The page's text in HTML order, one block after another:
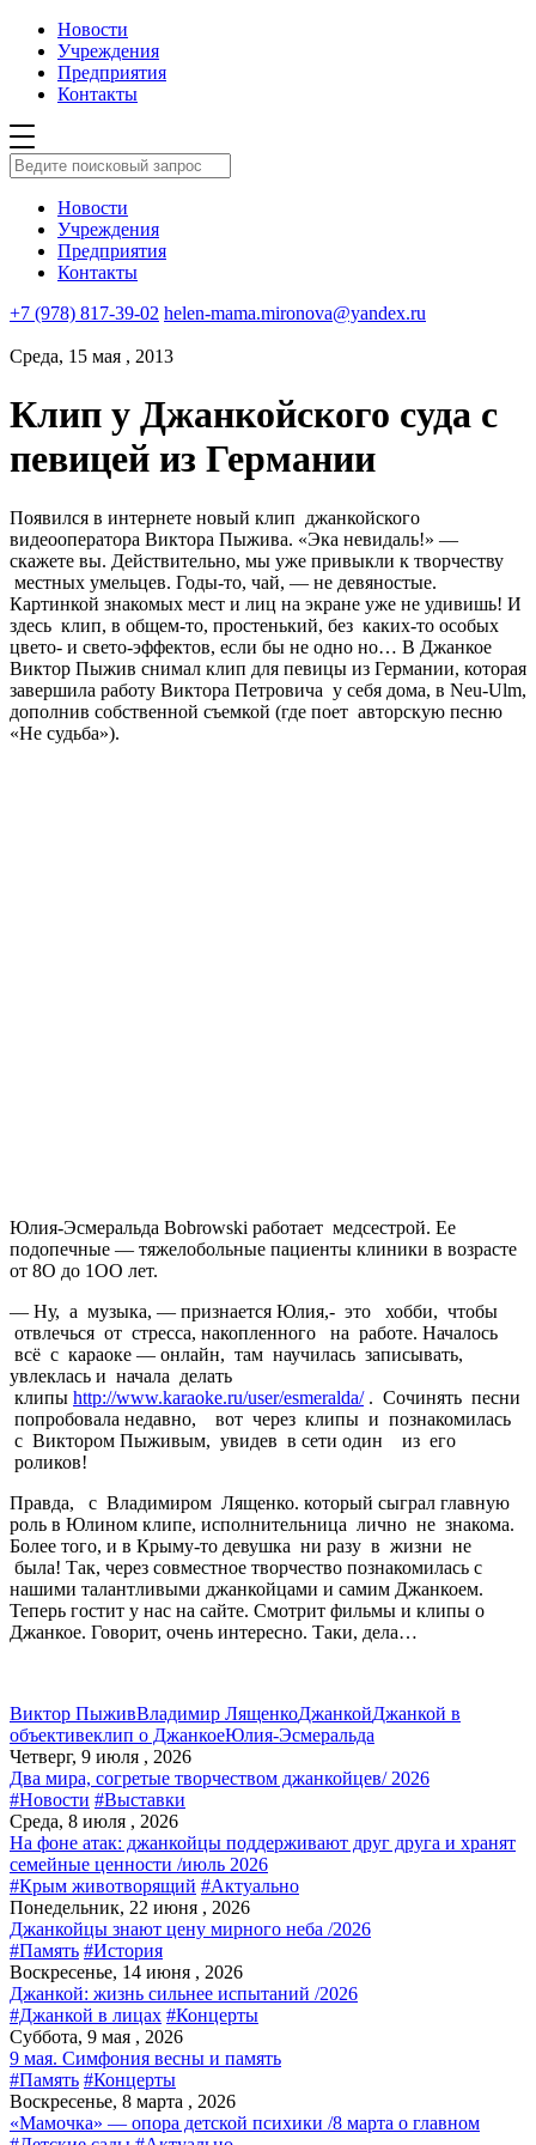
Новости
Учреждения
Предприятия
Контакты
Новости
Учреждения
Предприятия
Контакты
+7 (978) 817-39-02 helen-mama.mironova@yandex.ru
Среда, 15 мая , 2013
Клип у Джанкойского суда с
певицей из Германии
Появился в интернете новый клип джанкойского
видеооператора Виктора Пыжива. «Эка невидаль!» —
скажете вы. Действительно, мы уже привыкли к творчеству
местных умельцев. Годы-то, чай, — не девяностые.
Картинкой знакомых мест и лиц на экране уже не удивишь! И
здесь клип, в общем-то, простенький, без каких-то особых
цвето- и свето-эффектов, если бы не одно но… В Джанкое
Виктор Пыжив снимал клип для певицы из Германии, которая
завершила работу Виктора Петровича у себя дома, в Neu-Ulm,
дополнив собственной съемкой (где поет авторскую песню
«Не судьба»).
Юлия-Эсмеральда Bobrowski работает медсестрой. Ее
подопечные — тяжелобольные пациенты клиники в возрасте
от 8О до 1ОО лет.
— Ну, а музыка, — признается Юлия,- это хобби, чтобы
отвлечься от стресса, накопленного на работе. Началось
всё с караоке — онлайн, там научилась записывать,
увлеклась и начала делать
клипы http://www.karaoke.ru/user/esmeralda/. Сочинять песни
попробовала недавно, вот через клипы и познакомилась
с Виктором Пыживым, увидев в сети один из его
роликов!
Правда, с Владимиром Лященко. который сыграл главную
роль в Юлином клипе, исполнительница лично не знакома.
Более того, и в Крыму-то девушка ни разу в жизни не
была! Так, через совместное творчество познакомилась с
нашими талантливыми джанкойцами и самим Джанкоем.
Теперь гостит у нас на сайте. Смотрит фильмы и клипы о
Джанкое. Говорит, очень интересно. Таки, дела…
Виктор ПыживВладимир ЛященкоДжанкойДжанкой в
объективеклип о ДжанкоеЮлия-Эсмеральда
Четверг, 9 июля , 2026
Два мира, согретые творчеством джанкойцев/ 2026
#Новости #Выставки
Среда, 8 июля , 2026
На фоне атак: джанкойцы поддерживают друг друга и хранят
семейные ценности /июль 2026
#Крым животворящий #Актуально
Понедельник, 22 июня , 2026
Джанкойцы знают цену мирного неба /2026
#Память #История
Воскресенье, 14 июня , 2026
Джанкой: жизнь сильнее испытаний /2026
#Джанкой в лицах #Концерты
Суббота, 9 мая , 2026
9 мая. Симфония весны и память
#Память #Концерты
Воскресенье, 8 марта , 2026
«Мамочка» — опора детской психики /8 марта о главном